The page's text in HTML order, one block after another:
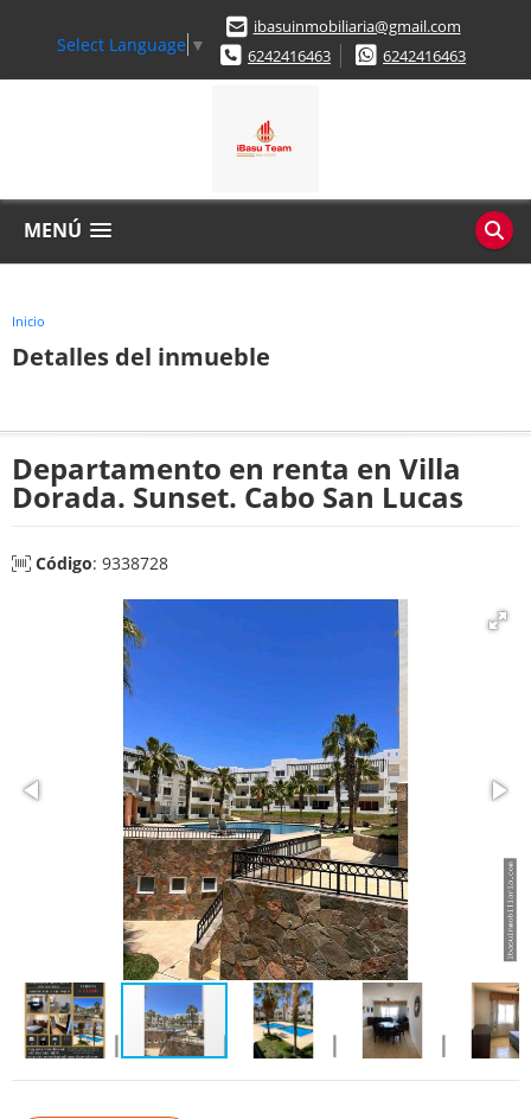
Select Language ▼
ibasuinmobiliaria@gmail.com
6242416463
6242416463
MENÚ
Inicio
Detalles del inmueble
Departamento en renta en Villa
Dorada. Sunset. Cabo San Lucas
Código: 9338728